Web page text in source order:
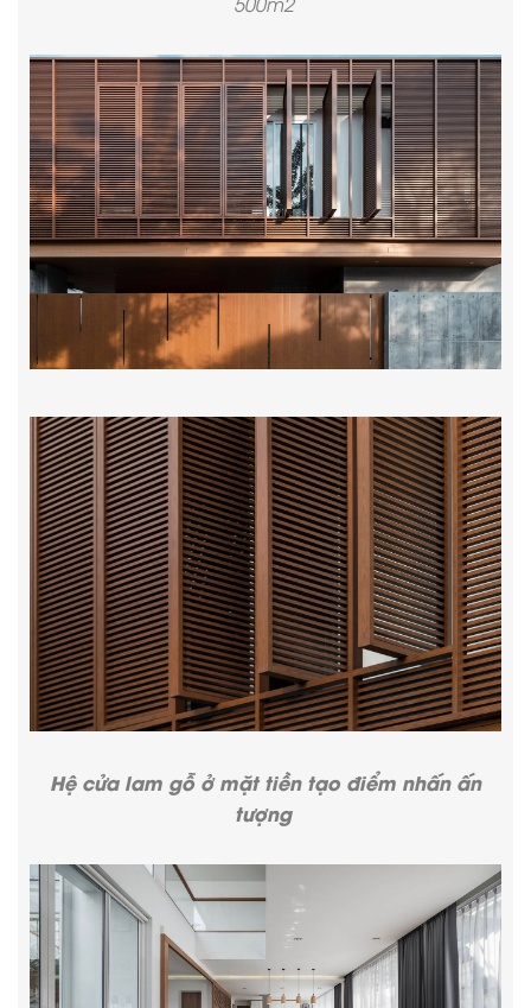
Hệ cửa lam gỗ ở mặt tiền tạo điểm nhấn ấn
tượng